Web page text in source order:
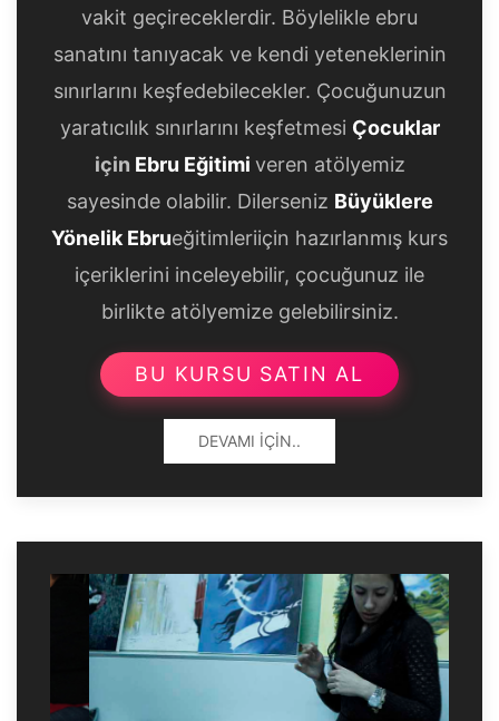
vakit geçireceklerdir. Böylelikle ebru
sanatını tanıyacak ve kendi yeteneklerinin
sınırlarını keşfedebilecekler. Çocuğunuzun
yaratıcılık sınırlarını keşfetmesi Çocuklar
için Ebru Eğitimi veren atölyemiz
sayesinde olabilir. Dilerseniz Büyüklere
Yönelik Ebrueğitimleriiçin hazırlanmış kurs
içeriklerini inceleyebilir, çocuğunuz ile
birlikte atölyemize gelebilirsiniz.
BU KURSU SATIN AL
DEVAMI İÇIN..